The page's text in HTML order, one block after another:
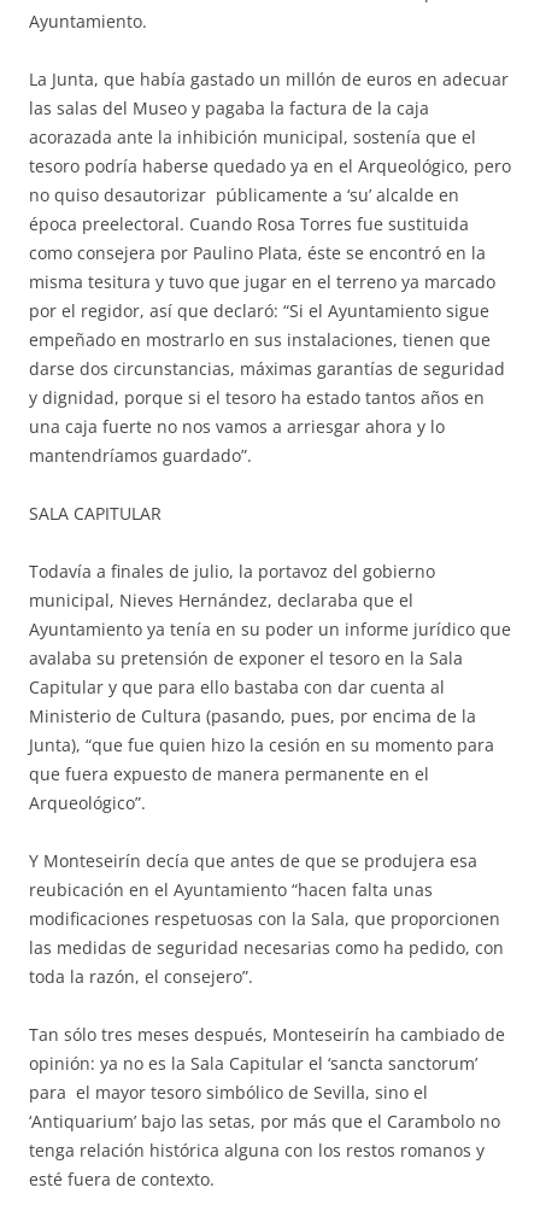
Ayuntamiento.
La Junta, que había gastado un millón de euros en adecuar
las salas del Museo y pagaba la factura de la caja
acorazada ante la inhibición municipal, sostenía que el
tesoro podría haberse quedado ya en el Arqueológico, pero
no quiso desautorizar públicamente a ‘su’ alcalde en
época preelectoral. Cuando Rosa Torres fue sustituida
como consejera por Paulino Plata, éste se encontró en la
misma tesitura y tuvo que jugar en el terreno ya marcado
por el regidor, así que declaró: “Si el Ayuntamiento sigue
empeñado en mostrarlo en sus instalaciones, tienen que
darse dos circunstancias, máximas garantías de seguridad
y dignidad, porque si el tesoro ha estado tantos años en
una caja fuerte no nos vamos a arriesgar ahora y lo
mantendríamos guardado”.
SALA CAPITULAR
Todavía a finales de julio, la portavoz del gobierno
municipal, Nieves Hernández, declaraba que el
Ayuntamiento ya tenía en su poder un informe jurídico que
avalaba su pretensión de exponer el tesoro en la Sala
Capitular y que para ello bastaba con dar cuenta al
Ministerio de Cultura (pasando, pues, por encima de la
Junta), “que fue quien hizo la cesión en su momento para
que fuera expuesto de manera permanente en el
Arqueológico”.
Y Monteseirín decía que antes de que se produjera esa
reubicación en el Ayuntamiento “hacen falta unas
modificaciones respetuosas con la Sala, que proporcionen
las medidas de seguridad necesarias como ha pedido, con
toda la razón, el consejero”.
Tan sólo tres meses después, Monteseirín ha cambiado de
opinión: ya no es la Sala Capitular el ‘sancta sanctorum’
para el mayor tesoro simbólico de Sevilla, sino el
‘Antiquarium’ bajo las setas, por más que el Carambolo no
tenga relación histórica alguna con los restos romanos y
esté fuera de contexto.